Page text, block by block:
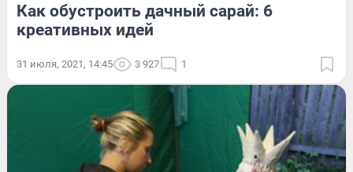
Как обустроить дачный сарай: 6
креативных идей
31 июля, 2021, 14:45 3 927 1